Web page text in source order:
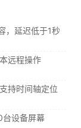
，延迟低于1秒
远程操作
持时间轴定位
设备屏幕